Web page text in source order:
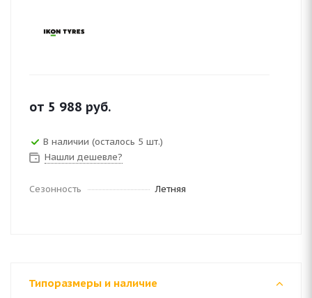
от 5 988 руб.
В наличии (осталось 5 шт.)
Нашли дешевле?
Сезонность Летняя
Типоразмеры и наличие